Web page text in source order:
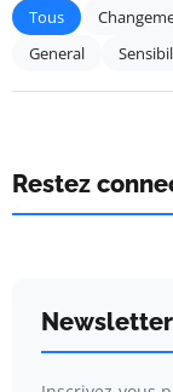
Tous
General
Restez
Newsletter